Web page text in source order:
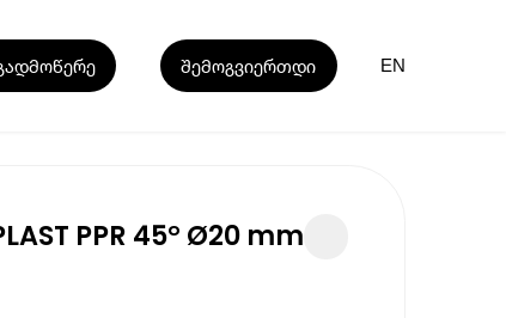
შემოგვიერთდი EN
PPR 45° Ø20 mm